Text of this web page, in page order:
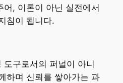
, 이론이 아닌 실전에서
침이 됩니다.
도구로서의 퍼널이 아니
하며 신뢰를 쌓아가는 과